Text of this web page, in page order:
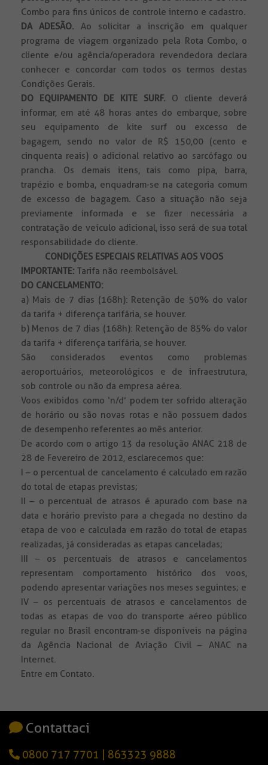
Combo para fins únicos de controle interno e cadastro.
DA ADESÃO. Ao solicitar a inscrição em qualquer
programa de viagem organizado pela Rota Combo, o
cliente e/ou agência/operadora revendedora declara
conhecer e concordar com todos os termos destas
Condições Gerais.
DO EQUIPAMENTO DE KITE SURF. O cliente deverá
informar, em até 48 horas antes do embarque, sobre
seu equipamento de kite surf ou excesso de
bagagem, sendo no valor de R$ 150,00 (cento e
cinquenta reais) o adicional relativo ao sarcófago ou
prancha. Os demais itens, tais como pipa, barra,
trapézio e bomba, enquadram-se na categoria comum
de excesso de bagagem. Caso a situação não seja
previamente informada e se fizer necessária a
contratação de veículo adicional, isso será de sua total
responsabilidade do cliente.
CONDIÇÕES ESPECIAIS RELATIVAS AOS VOOS
IMPORTANTE: Tarifa não reembolsável.
DO CANCELAMENTO:
a) Mais de 7 dias (168h): Retenção de 50% do valor
da tarifa + diferença tarifária, se houver.
b) Menos de 7 dias (168h): Retenção de 85% do valor
da tarifa + diferença tarifária, se houver.
São considerados eventos como problemas
aeroportuários, meteorológicos e de infraestrutura,
sob controle ou não da empresa aérea.
Voos exibidos como ‘n/d’ podem ter sofrido alteração
de horário ou são novas rotas e não possuem dados
de desempenho referentes ao mês anterior.
De acordo com o artigo 13 da resolução ANAC 218 de
28 de Fevereiro de 2012, esclarecemos que:
I – o percentual de cancelamento é calculado em razão
do total de etapas previstas;
II – o percentual de atrasos é apurado com base na
data e horário previsto para a chegada no destino da
etapa de voo e calculada em razão do total de etapas
realizadas, já consideradas as etapas canceladas;
III – os percentuais de atrasos e cancelamentos
representam comportamento histórico dos voos,
podendo apresentar variações nos meses seguintes; e
IV – os percentuais de atrasos e cancelamentos de
todas as etapas de voo do transporte aéreo público
regular no Brasil encontram-se disponíveis na página
da Agência Nacional de Aviação Civil – ANAC na
Internet.
Entre em Contato.
Contattaci
0800 717 7701
863323 9888